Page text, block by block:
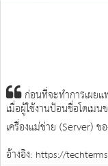
ก่อนที่จะทำการเผยแ
เมื่อผู้ใช้งานป้อนชื่อโดเม
เครื่องแม่ข่าย (Server) ข
อ้างอิง: https://